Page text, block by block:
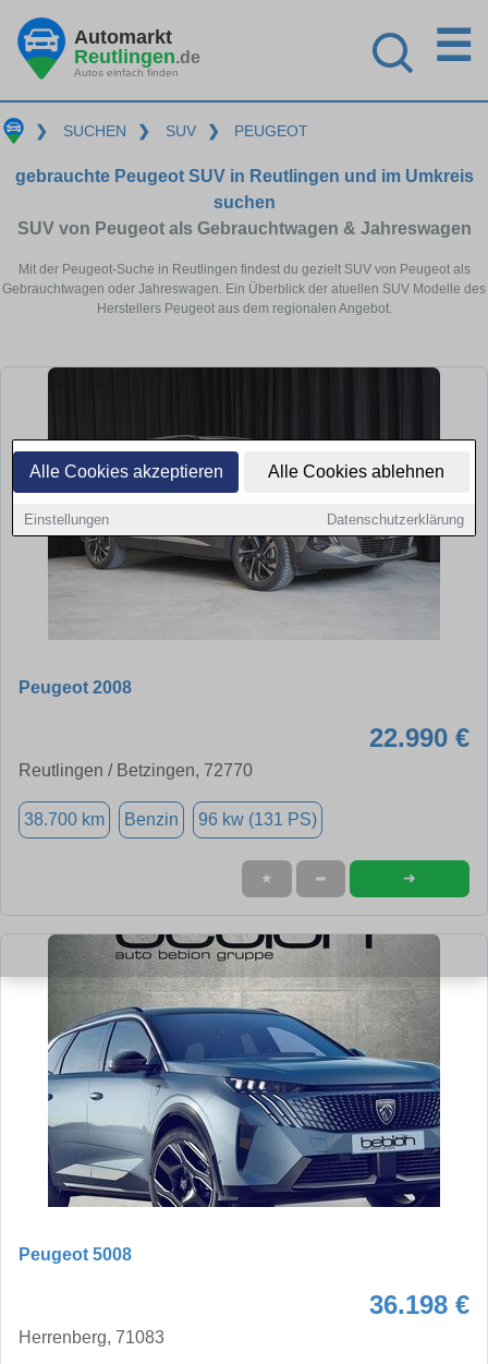
Alle Cookies akzeptieren Alle Cookies ablehnen
Einstellungen Datenschutzerklärung
Automarkt
Reutlingen.de
Autos einfach finden
☰
❯ SUCHEN ❯ SUV ❯ PEUGEOT
gebrauchte Peugeot SUV in Reutlingen und im Umkreis
suchen
SUV von Peugeot als Gebrauchtwagen & Jahreswagen
Mit der Peugeot-Suche in Reutlingen findest du gezielt SUV von Peugeot als
Gebrauchtwagen oder Jahreswagen. Ein Überblick der atuellen SUV Modelle des
Herstellers Peugeot aus dem regionalen Angebot.
Peugeot 2008
22.990 €
Reutlingen / Betzingen, 72770
38.700 km Benzin 96 kw (131 PS)
★ ➦ ➜
Peugeot 5008
36.198 €
Herrenberg, 71083